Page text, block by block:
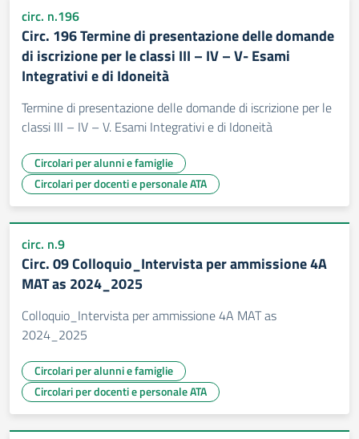
circ. n.196
Circ. 196 Termine di presentazione delle domande
di iscrizione per le classi III – IV – V- Esami
Integrativi e di Idoneità
Termine di presentazione delle domande di iscrizione per le
classi III – IV – V. Esami Integrativi e di Idoneità
Circolari per alunni e famiglie
Circolari per docenti e personale ATA
circ. n.9
Circ. 09 Colloquio_Intervista per ammissione 4A
MAT as 2024_2025
Colloquio_Intervista per ammissione 4A MAT as
2024_2025
Circolari per alunni e famiglie
Circolari per docenti e personale ATA